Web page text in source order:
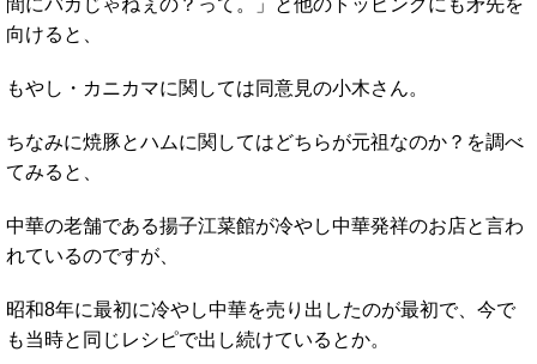
向けると、
もやし・カニカマに関しては同意見の小木さん。
ちなみに焼豚とハムに関してはどちらが元祖なのか？を調べ
てみると、
中華の老舗である揚子江菜館が冷やし中華発祥のお店と言わ
れているのですが、
昭和8年に最初に冷やし中華を売り出したのが最初で、今で
も当時と同じレシピで出し続けているとか。